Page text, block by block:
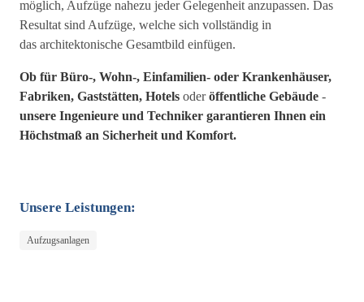
möglich, Aufzüge nahezu jeder Gelegenheit anzupassen. Das
Resultat sind Aufzüge, welche sich vollständig in
das architektonische Gesamtbild einfügen.
Ob für Büro-, Wohn-, Einfamilien- oder Krankenhäuser,
Fabriken, Gaststätten, Hotels oderöffentliche Gebäude -
unsere Ingenieure und Techniker garantieren Ihnen ein
Höchstmaß an Sicherheit und Komfort.
Unsere Leistungen:
Aufzugsanlagen